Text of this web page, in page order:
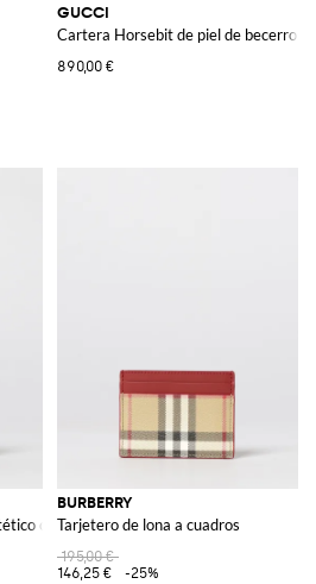
GUCCI
Cartera Horsebit de piel de becerro
890,00 €
craquelado
BURBERRY
Tarjetero de lona a cuadros
195,00 €
146,25 €
-25%